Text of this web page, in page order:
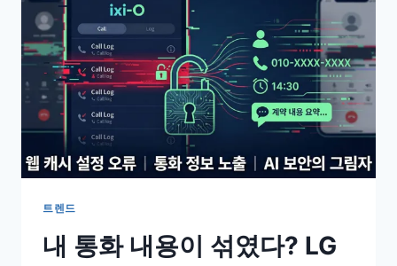
트렌드
내 통화 내용이 섞였다? LG